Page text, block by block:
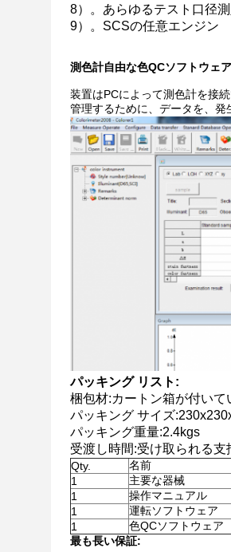
8）。あらゆるテスト口径
9）。SCSの任意エンジン
測色計自由な色QCソフトウェ
装置はPCによって測色計を接
管理するために、データを、発
パッキング リスト:
梱包材:カートン箱が付いて
パッキング サイズ
パッキング重量:2.4kgs
受渡し時間:受け取られる支
Qty. 名前
1
主要な器械
1
操作マニュアル
1
運転ソフトウェア
1
色QCソフトウェア
最も長い保証: